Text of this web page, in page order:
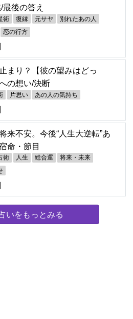
最後の答え
術 復縁 元サヤ 別れたあの人
恋の行方
まり？【彼の望みはどっ
の想い/決断
片思い あの人の気持ち
来不安。今後“人生大逆転”あ
命・節目
術 人生 総合運 将来・未来
いをもっとみる